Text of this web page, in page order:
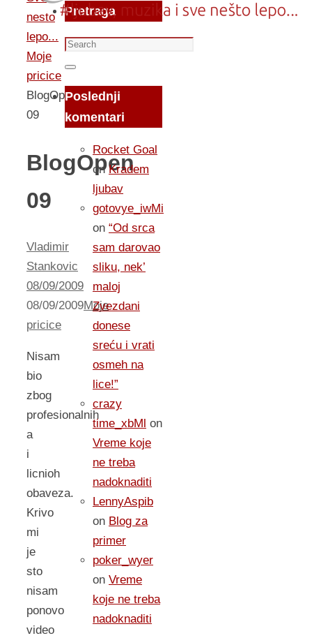
nesto
lepo...
Moje
pricice
BlogOpen
09
BlogOpen
09
Vladimir
Stankovic
08/09/2009
08/09/2009Moje
pricice
Nisam
bio
zbog
profesionalnih
a
i
licnioh
obaveza.
Krivo
mi
je
sto
nisam
ponovo
video
Pretraga
Search
for:
Search
Poslednji
komentari
Rocket Goal
onKradem
ljubav
gotovye_iwMi
on “Od srca
sam darovao
sliku, nek’
maloj
Zvezdani
donese
sreću i vrati
osmeh na
lice!”
crazy
time_xbMl on
Vreme koje
ne treba
nadoknaditi
LennyAspib
on Blog za
primer
poker_wyer
on Vreme
koje ne treba
nadoknaditi